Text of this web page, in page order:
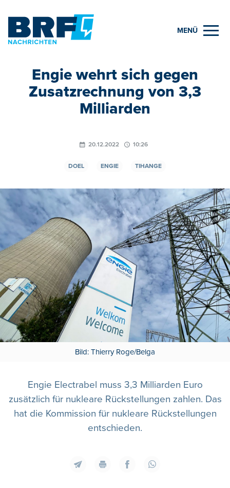
MENÜ
Engie wehrt sich gegen
Zusatzrechnung von 3,3
Milliarden
20.12.2022 10:26
DOEL ENGIE TIHANGE
Bild: Thierry Roge/Belga
Engie Electrabel muss 3,3 Milliarden Euro
zusätzlich für nukleare Rückstellungen zahlen. Das
hat die Kommission für nukleare Rückstellungen
entschieden.